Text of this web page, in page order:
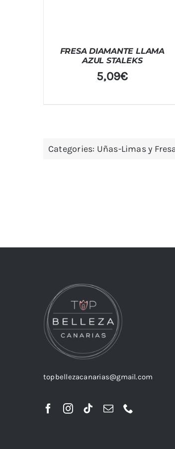
FRESA DIAMANTE LLAMA
AZUL STALEKS
5,09€
Categories: Uñas-Limas y
topbellezacanarias@gmail.com